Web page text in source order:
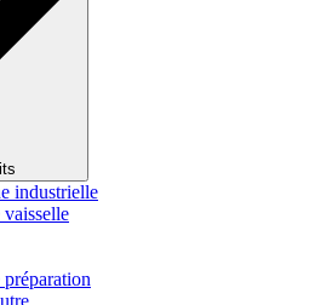
industrielle